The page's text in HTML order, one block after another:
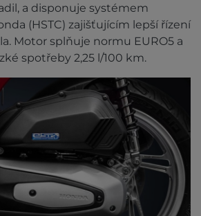
a disponuje systémem
(HSTC) zajišťujícím lepší řízení
Motor splňuje normu EURO5 a
spotřeby 2,25 l/100 km.